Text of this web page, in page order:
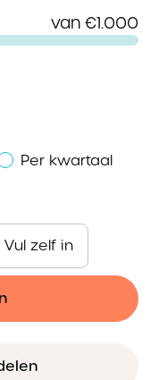
van €1.000
Per kwartaal
zelf in